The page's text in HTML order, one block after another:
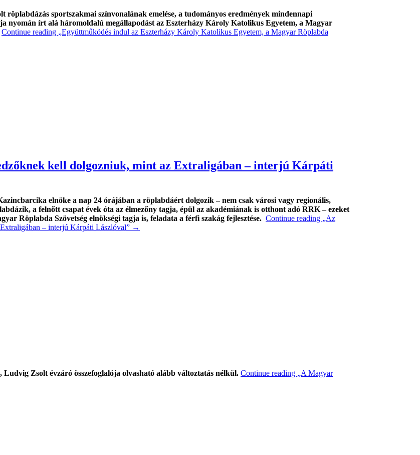
röplabdázás sportszakmai színvonalának emelése, a tudományos eredmények mindennapi
nyomán írt alá háromoldalú megállapodást az Eszterházy Károly Katolikus Egyetem, a Magyar
Continue reading „Együttműködés indul az Eszterházy Károly Katolikus Egyetem, a Magyar Röplabda
kell dolgozniuk, mint az Extraligában – interjú Kárpáti
elnöke a nap 24 órájában a röplabdáért dolgozik – nem csak városi vagy regionális,
a felnőtt csapat évek óta az élmezőny tagja, épül az akadémiának is otthont adó RRK – ezeket
Röplabda Szövetség elnökségi tagja is, feladata a férfi szakág fejlesztése. Continue reading „Az
– interjú Kárpáti Lászlóval” →
Zsolt évzáró összefoglalója olvasható alább változtatás nélkül. Continue reading „A Magyar